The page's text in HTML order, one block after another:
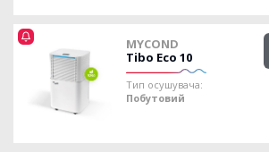
MYCOND
Tibo Eco 10
Тип осушувача:
Побутовий